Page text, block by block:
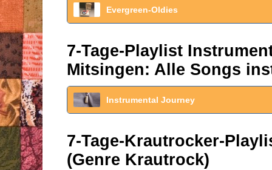
Evergreen-Oldies
7-Tage-Playlist
Mitsingen: Alle Songs
Instrumental Journey
7-Tage-Krautrocker-
(Genre Krautrock)